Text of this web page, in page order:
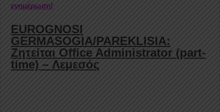
ενημέρωση!
EUROGNOSI
GERMASOGIA/PAREKLISIA:
Ζητείται Office Administrator (part-
time) – Λεμεσός